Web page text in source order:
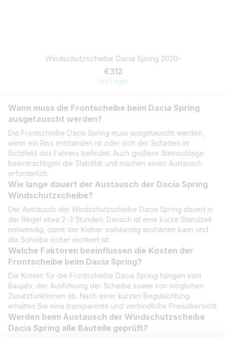
Windschutzscheibe Dacia Spring 2020-
€312
Auf Lager
Wann muss die Frontscheibe beim Dacia Spring
ausgetauscht werden?
Die Frontscheibe Dacia Spring muss ausgetauscht werden,
wenn ein Riss entstanden ist oder sich der Schaden im
Sichtfeld des Fahrers befindet. Auch größere Steinschläge
beeinträchtigen die Stabilität und machen einen Austausch
erforderlich.
Wie lange dauert der Austausch der Dacia Spring
Windschutzscheibe?
Der Austausch der Windschutzscheibe Dacia Spring dauert in
der Regel etwa 2–3 Stunden. Danach ist eine kurze Standzeit
notwendig, damit der Kleber vollständig aushärten kann und
die Scheibe sicher montiert ist.
Welche Faktoren beeinflussen die Kosten der
Frontscheibe beim Dacia Spring?
Die Kosten für die Frontscheibe Dacia Spring hängen vom
Baujahr, der Ausführung der Scheibe sowie von möglichen
Zusatzfunktionen ab. Nach einer kurzen Begutachtung
erhalten Sie eine transparente und verbindliche Preisübersicht.
Werden beim Austausch der Windschutzscheibe
Dacia Spring alle Bauteile geprüft?